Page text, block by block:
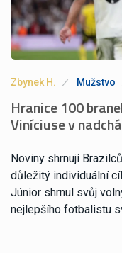
Zbynek H. Mužstvo
Hranice 100
Viníciuse v
Noviny shrnují
důležitý individuální
Júnior shrnul svůj
nejlepšího fotbalistu